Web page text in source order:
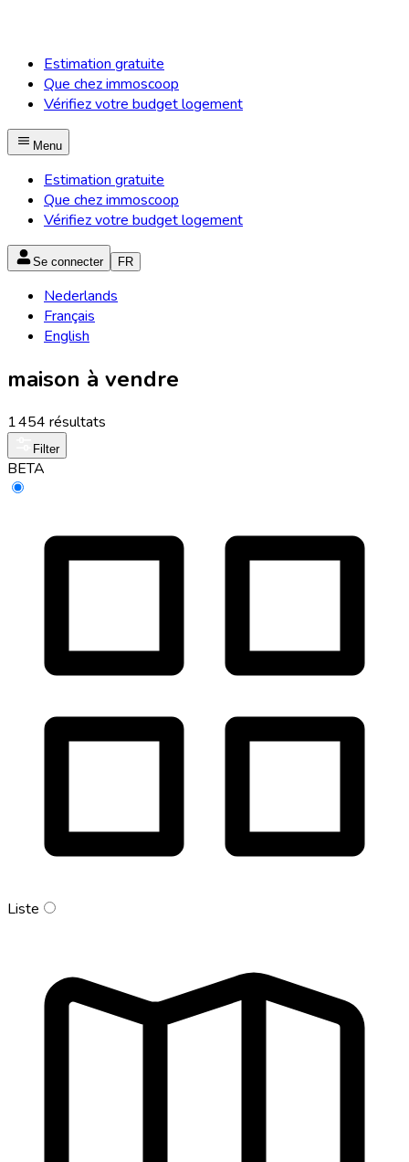
Estimation gratuite
Que chez immoscoop
Vérifiez votre budget logement
Menu
Estimation gratuite
Que chez immoscoop
Vérifiez votre budget logement
Se connecter FR
Nederlands
Français
English
maison à vendre
1 454 résultats
Filter
BETA
Liste